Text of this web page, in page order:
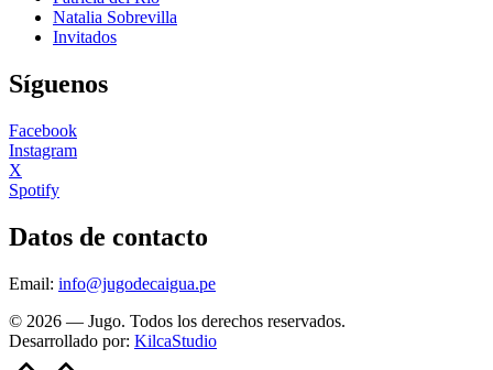
Natalia Sobrevilla
Invitados
Síguenos
Facebook
Instagram
X
Spotify
Datos de contacto
Email: info@jugodecaigua.pe
© 2026 — Jugo. Todos los derechos reservados.
Desarrollado por: KilcaStudio